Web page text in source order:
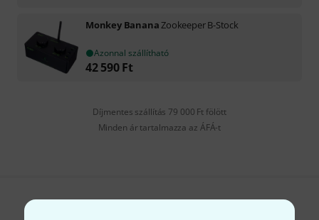
Monkey Banana Zookeeper B-Stock
Azonnal szállítható
42 590 Ft
Díjmentes szállítás 79 000 Ft fölött
Minden ár tartalmazza az ÁFÁ-t